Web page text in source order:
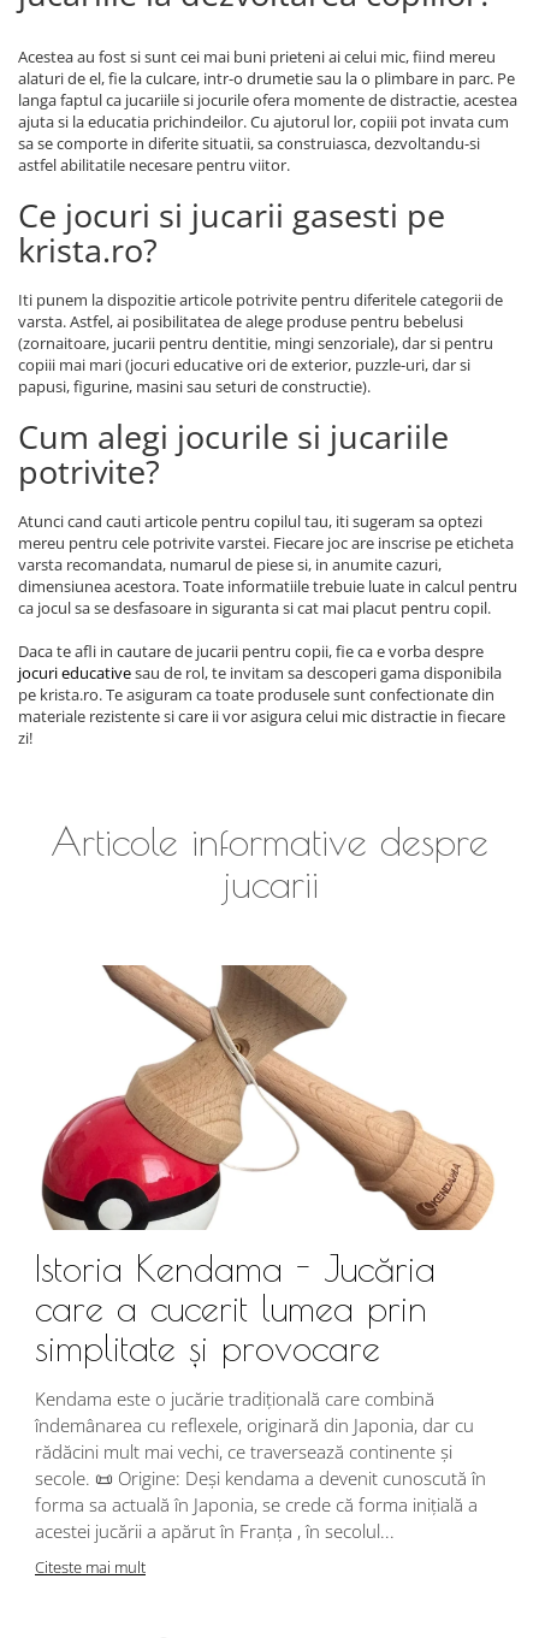
Acestea au fost si sunt cei mai buni prieteni ai celui mic, fiind mereu
alaturi de el, fie la culcare, intr-o drumetie sau la o plimbare in parc. Pe
langa faptul ca jucariile si jocurile ofera momente de distractie, acestea
ajuta si la educatia prichindeilor. Cu ajutorul lor, copiii pot invata cum
sa se comporte in diferite situatii, sa construiasca, dezvoltandu-si
astfel abilitatile necesare pentru viitor.
Ce jocuri si jucarii gasesti pe
krista.ro?
Iti punem la dispozitie articole potrivite pentru diferitele categorii de
varsta. Astfel, ai posibilitatea de alege produse pentru bebelusi
(zornaitoare, jucarii pentru dentitie, mingi senzoriale), dar si pentru
copiii mai mari (jocuri educative ori de exterior, puzzle-uri, dar si
papusi, figurine, masini sau seturi de constructie).
Cum alegi jocurile si jucariile
potrivite?
Atunci cand cauti articole pentru copilul tau, iti sugeram sa optezi
mereu pentru cele potrivite varstei. Fiecare joc are inscrise pe eticheta
varsta recomandata, numarul de piese si, in anumite cazuri,
dimensiunea acestora. Toate informatiile trebuie luate in calcul pentru
ca jocul sa se desfasoare in siguranta si cat mai placut pentru copil.
Daca te afli in cautare de jucarii pentru copii, fie ca e vorba despre
jocuri educativesau de rol, te invitam sa descoperi gama disponibila
pe krista.ro. Te asiguram ca toate produsele sunt confectionate din
materiale rezistente si care ii vor asigura celui mic distractie in fiecare
zi!
Articole informative despre
jucarii
Istoria Kendama - Jucăria
care a cucerit lumea prin
simplitate și provocare
Kendama este o jucărie tradițională care combină
îndemânarea cu reflexele, originară din Japonia, dar cu
rădăcini mult mai vechi, ce traversează continente și
secole. 📜 Origine: Deși kendama a devenit cunoscută în
forma sa actuală în Japonia, se crede că forma inițială a
acestei jucării a apărut în Franța , în secolul...
Citeste mai mult